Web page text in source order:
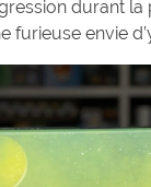
durant la
furieuse envie